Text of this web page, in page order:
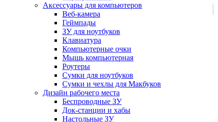
Аксессуары для компьютеров
Веб-камера
Геймпады
ЗУ для ноутбуков
Клавиатура
Компьютерные очки
Мышь компьютерная
Роутеры
Сумки для ноутбуков
Сумки и чехлы для Макбуков
Дизайн рабочего места
Беспроводные ЗУ
Док-станции и хабы
Настольные ЗУ